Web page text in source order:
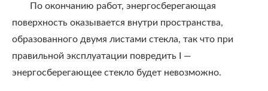
По окончанию работ, энергосберегающая
поверхность оказывается внутри пространства,
образованного двумя листами стекла, так что при
правильной эксплуатации повредить I —
энергосберегающее стекло будет невозможно.